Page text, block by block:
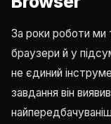
За роки роботи ми
браузери й у
не єдиний
завдання він